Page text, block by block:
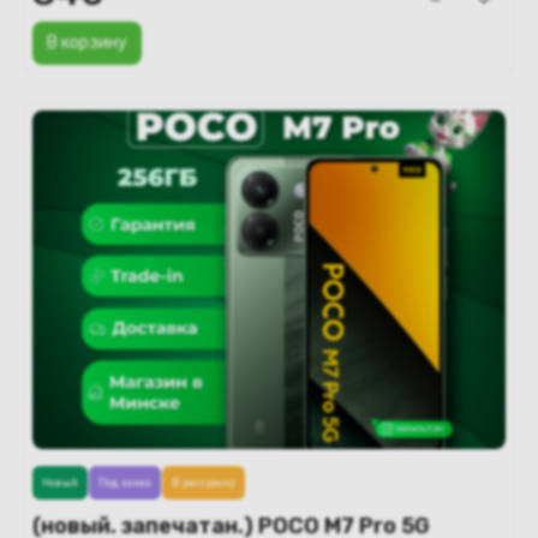
В корзину
(новый. запечатан.) POCO M7 Pro 5G
Новый Под заказ В рассрочку